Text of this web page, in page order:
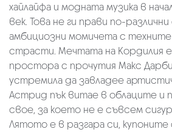
хайлайфа и модната музика в
век. Това не ги прави по-
амбициозни момичета с техните
страсти. Мечтата на Кордилия
простора с прочутия Макс
устремила да завладее
Астрид пък витае в облаците и
свое, за което не е съвсем
Лятото е в разгара си,